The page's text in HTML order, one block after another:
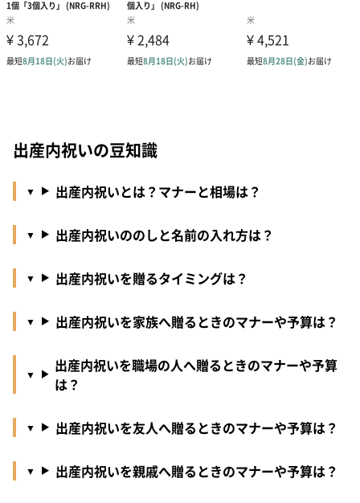
出産内祝いの豆知識
出産内祝いとは？マナーと相場は？
出産内祝いののしと名前の入れ方は？
出産内祝いを贈るタイミングは？
出産内祝いを家族へ贈るときのマナーや予算は？
出産内祝いを職場の人へ贈るときのマナーや予算
は？
出産内祝いを友人へ贈るときのマナーや予算は？
出産内祝いを親戚へ贈るときのマナーや予算は？